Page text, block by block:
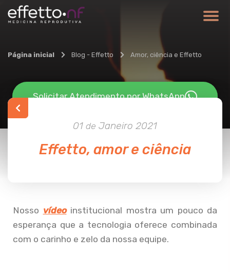
Página inicial Blog - Effetto Amor, ciência e Effetto
Solicitar Atendimento por WhatsApp
01 de Janeiro 2021
Effetto, amor e ciência
Nosso vídeoinstitucional mostra um pouco da
esperança que a tecnologia oferece combinada
com o carinho e zelo da nossa equipe.